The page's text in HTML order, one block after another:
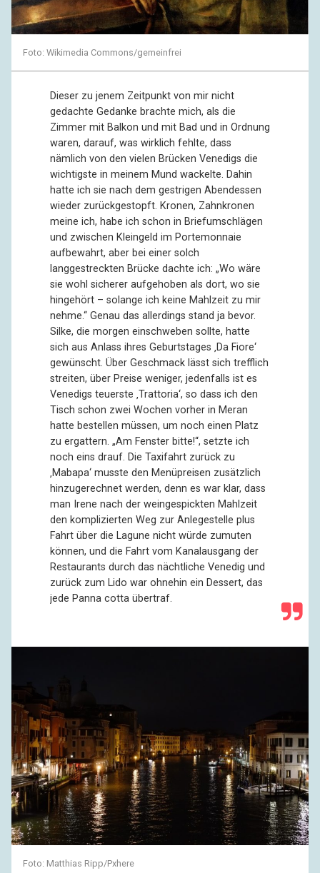
Foto: Wikimedia Commons/gemeinfrei
Dieser zu jenem Zeitpunkt von mir nicht
gedachte Gedanke brachte mich, als die
Zimmer mit Balkon und mit Bad und in Ordnung
waren, darauf, was wirklich fehlte, dass
nämlich von den vielen Brücken Venedigs die
wichtigste in meinem Mund wackelte. Dahin
hatte ich sie nach dem gestrigen Abendessen
wieder zurückgestopft. Kronen, Zahnkronen
meine ich, habe ich schon in Briefumschlägen
und zwischen Kleingeld im Portemonnaie
aufbewahrt, aber bei einer solch
langgestreckten Brücke dachte ich: „Wo wäre
sie wohl sicherer aufgehoben als dort, wo sie
hingehört – solange ich keine Mahlzeit zu mir
nehme.“ Genau das allerdings stand ja bevor.
Silke, die morgen einschweben sollte, hatte
sich aus Anlass ihres Geburtstages ‚Da Fiore‘
gewünscht. Über Geschmack lässt sich trefflich
streiten, über Preise weniger, jedenfalls ist es
Venedigs teuerste ‚Trattoria‘, so dass ich den
Tisch schon zwei Wochen vorher in Meran
hatte bestellen müssen, um noch einen Platz
zu ergattern. „Am Fenster bitte!“, setzte ich
noch eins drauf. Die Taxifahrt zurück zu
‚Mabapa‘ musste den Menüpreisen zusätzlich
hinzugerechnet werden, denn es war klar, dass
man Irene nach der weingespickten Mahlzeit
den komplizierten Weg zur Anlegestelle plus
Fahrt über die Lagune nicht würde zumuten
können, und die Fahrt vom Kanalausgang der
Restaurants durch das nächtliche Venedig und
zurück zum Lido war ohnehin ein Dessert, das
jede Panna cotta übertraf.
Foto: Matthias Ripp/Pxhere